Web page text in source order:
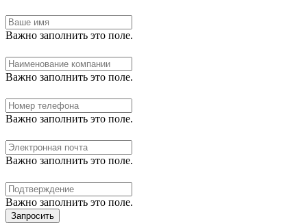
Важно заполнить это поле.
Важно заполнить это поле.
Важно заполнить это поле.
Важно заполнить это поле.
Важно заполнить это поле.
Запросить